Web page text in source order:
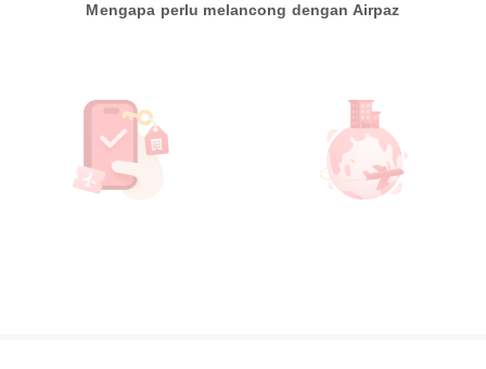
Mengapa perlu melancong dengan Airpaz